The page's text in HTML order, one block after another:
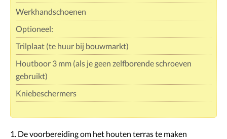
Werkhandschoenen
Optioneel:
Trilplaat (te huur bij bouwmarkt)
Houtboor 3 mm (als je geen zelfborende schroeven
gebruikt)
Kniebeschermers
1. De voorbereiding om het houten terras te maken